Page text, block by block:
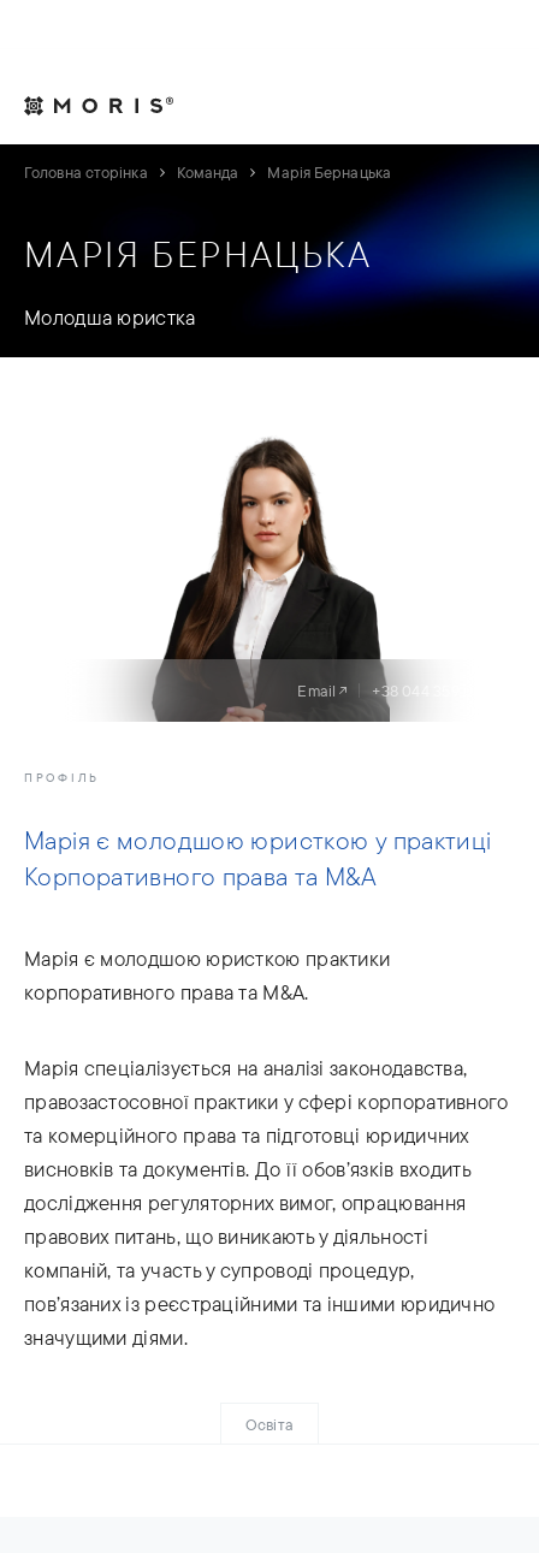
Головна сторінка Команда Марія Бернацька
МАРІЯ БЕРНАЦЬКА
Молодша юристка
Email +38 044 359 03 05
ПРОФІЛЬ
Марія є молодшою юристкою у практиці
Корпоративного права та М&А
Марія є молодшою юристкою практики
корпоративного права та М&A.
Марія спеціалізується на аналізі законодавства,
правозастосовної практики у сфері корпоративного
та комерційного права та підготовці юридичних
висновків та документів. До її обов’язків входить
дослідження регуляторних вимог, опрацювання
правових питань, що виникають у діяльності
компаній, та участь у супроводі процедур,
пов’язаних із реєстраційними та іншими юридично
значущими діями.
Освіта